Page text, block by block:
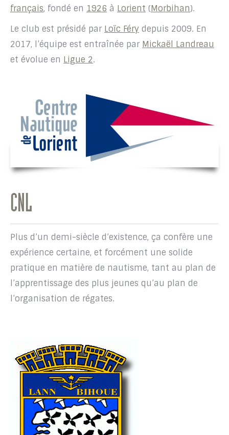
français, fondé en 1926 à Lorient (Morbihan).
Le club est présidé par Loïc Féry depuis 2009. En
2017, l’équipe est entraînée par Mickaël Landreau
et évolue en Ligue 2.
CNL
Plus d’un demi-siècle d’existence, ça confère une
expérience certaine, et forcément une solide
pratique en matière de nautisme, tant au plan de
l’apprentissage des plus jeunes qu’au plan de
l’organisation de régates.